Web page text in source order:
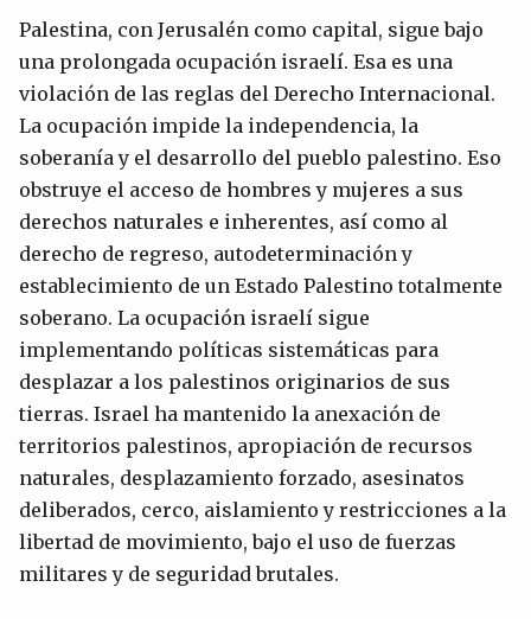
Palestina, con Jerusalén como capital, sigue bajo
una prolongada ocupación israelí. Esa es una
violación de las reglas del Derecho Internacional.
La ocupación impide la independencia, la
soberanía y el desarrollo del pueblo palestino. Eso
obstruye el acceso de hombres y mujeres a sus
derechos naturales e inherentes, así como al
derecho de regreso, autodeterminación y
establecimiento de un Estado Palestino totalmente
soberano. La ocupación israelí sigue
implementando políticas sistemáticas para
desplazar a los palestinos originarios de sus
tierras. Israel ha mantenido la anexación de
territorios palestinos, apropiación de recursos
naturales, desplazamiento forzado, asesinatos
deliberados, cerco, aislamiento y restricciones a la
libertad de movimiento, bajo el uso de fuerzas
militares y de seguridad brutales.